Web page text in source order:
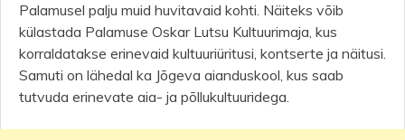
Palamusel palju muid huvitavaid kohti. Näiteks võib
külastada Palamuse Oskar Lutsu Kultuurimaja, kus
korraldatakse erinevaid kultuuriüritusi, kontserte ja näitusi.
Samuti on lähedal ka Jõgeva aianduskool, kus saab
tutvuda erinevate aia- ja põllukultuuridega.